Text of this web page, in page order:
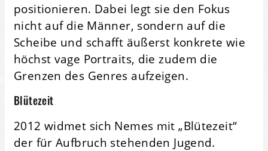
positionieren. Dabei legt sie den Fokus
nicht auf die Männer, sondern auf die
Scheibe und schafft äußerst konkrete wie
höchst vage Portraits, die zudem die
Grenzen des Genres aufzeigen.
Blütezeit
2012 widmet sich Nemes mit „Blütezeit“
der für Aufbruch stehenden Jugend.